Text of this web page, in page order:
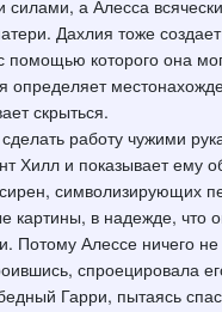
силами, а Алесса
Дахлия тоже
помощью которого она
определяет
скрыться.
работу чужими
Хилл и показывает ему
символизирующих
картины, в надежде, что
Потому Алессе ничего не
спроецировала
Гарри, пытаясь